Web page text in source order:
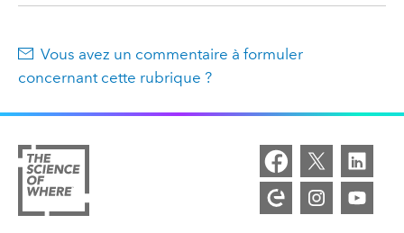
Vous avez un commentaire à formuler
concernant cette rubrique ?